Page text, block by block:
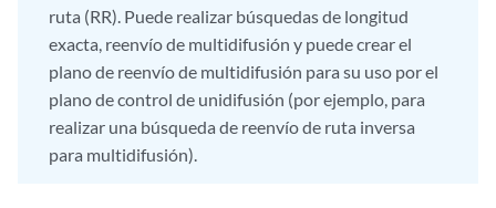
ruta (RR). Puede realizar búsquedas de longitud
exacta, reenvío de multidifusión y puede crear el
plano de reenvío de multidifusión para su uso por el
plano de control de unidifusión (por ejemplo, para
realizar una búsqueda de reenvío de ruta inversa
para multidifusión).